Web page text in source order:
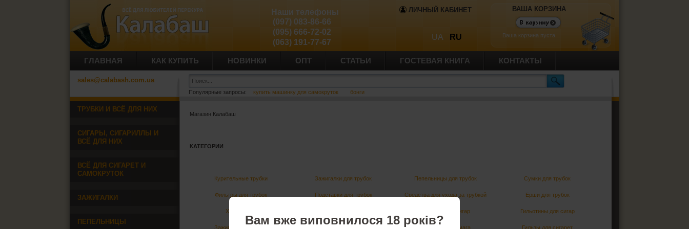
ЛИЧНЫЙ КАБИНЕТ
UA RU
Наши телефоны
(097) 083-86-66
(095) 666-72-02
(063) 191-77-67
ВАША КОРЗИНА
Ваша корзина пуста.
ГЛАВНАЯ КАК КУПИТЬ НОВИНКИ ОПТ СТАТЬИ ГОСТЕВАЯ КНИГА КОНТАКТЫ
sales@calabash.com.ua
Популярные запросы: купить машинку для самокруток бонги
Магазин Калабаш
КАТЕГОРИИ
Курительные трубки Зажигалки для трубок Пепельницы для трубок Сумки для трубок
Фильтры для трубок Подставки для трубок Средства для ухода за трубкой Ерши для трубок
Хьюмидоры Футляры для сигар Гильотины для сигар
Зажигалки для сигар Сигаретная бумага Гильзы для сигарет
ТРУБКИ И ВСЁ ДЛЯ НИХ
СИГАРЫ, СИГАРИЛЛЫ И
ВСЁ ДЛЯ НИХ
ВСЁ ДЛЯ СИГАРЕТ И
САМОКРУТОК
ЗАЖИГАЛКИ
ПЕПЕЛЬНИЦЫ Вам вже виповнилося 18 років?